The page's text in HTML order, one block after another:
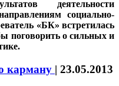
деятельности
социально-
«БК» встретилась
о сильных и
карману | 23.05.2013